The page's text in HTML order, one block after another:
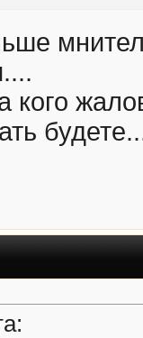
кого